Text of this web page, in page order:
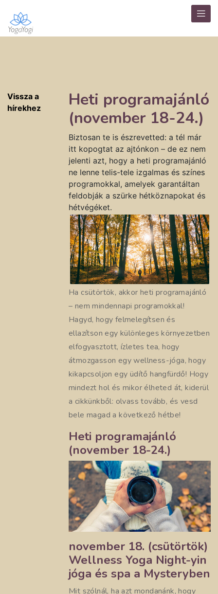
Vissza a
hírekhez
Heti programajánló
(november 18-24.)
Biztosan te is észrevetted: a tél már
itt kopogtat az ajtónkon – de ez nem
jelenti azt, hogy a heti programajánló
ne lenne telis-tele izgalmas és színes
programokkal, amelyek garantáltan
feldobják a szürke hétköznapokat és
hétvégéket.
Ha csütörtök, akkor heti programajánló
– nem mindennapi programokkal!
Hagyd, hogy felmelegítsen és
ellazítson egy különleges környezetben
elfogyasztott, ízletes tea, hogy
átmozgasson egy wellness-jóga, hogy
kikapcsoljon egy üdítő hangfürdő! Hogy
mindezt hol és mikor élheted át, kiderül
a cikkünkből: olvass tovább, és vesd
bele magad a következő hétbe!
Heti programajánló
(november 18-24.)
november 18. (csütörtök)
Wellness Yoga Night-yin
jóga és spa a Mysteryben
Mit szólnál, ha azt mondanánk, hogy